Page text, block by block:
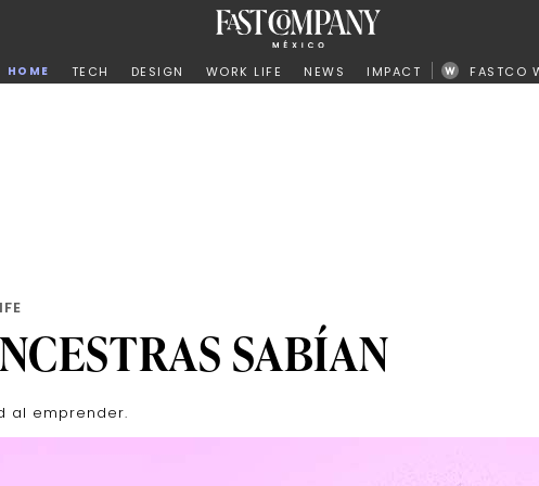
HOME TECH DESIGN WORK LIFE NEWS IMPACT FASTCO
SABÍAN
al emprender.